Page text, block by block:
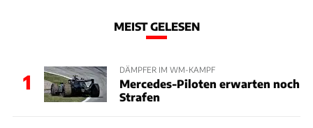
MEIST GELESEN
1
DÄMPFER IM WM-KAMPF
Mercedes-Piloten erwarten noch
Strafen